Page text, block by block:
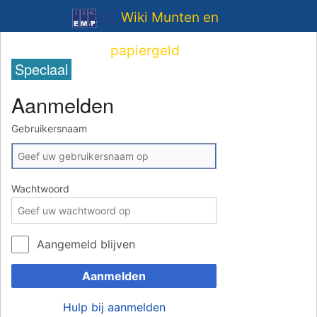
Wiki Munten en
papiergeld
Speciaal
Aanmelden
Gebruikersnaam
Wachtwoord
Aangemeld blijven
Aanmelden
Hulp bij aanmelden